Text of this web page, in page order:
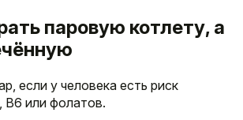
паровую котлету, а
если у человека есть риск
B6 или фолатов.